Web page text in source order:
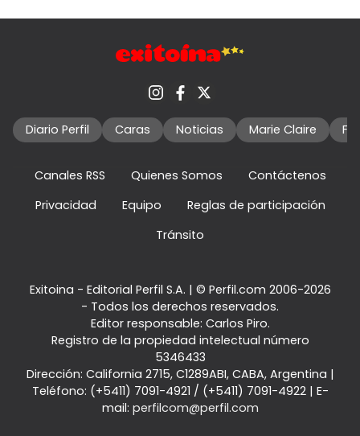
Diario Perfil Caras Noticias Marie Claire
Canales RSS Quienes Somos
Contáctenos
Privacidad
Equipo
Reglas de participación
Tránsito
Exitoina - Editorial Perfil S.A. | © Perfil.com 2006-2026
- Todos los derechos reservados.
Editor responsable: Carlos Piro.
Registro de la propiedad intelectual número
5346433
Dirección: California 2715, C1289ABI, CABA, Argentina |
Teléfono: (+5411) 7091-4921 / (+5411) 7091-4922| E-
mail: perfilcom@perfil.com